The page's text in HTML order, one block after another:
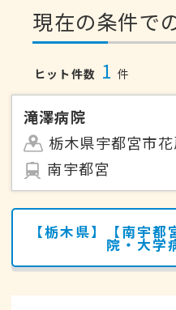
現在の条件で
ヒット件数 1 件
滝澤病院
栃木県宇都宮市
南宇都宮
【栃木県】【南宇
院・大学